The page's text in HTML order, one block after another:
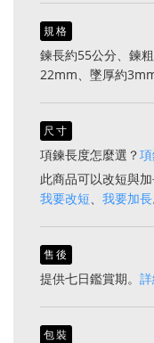
規格
鍊長約55公分、鍊
22mm、墜厚約
尺寸
項鍊長度怎麼選？
此商品可以改短與
我要改短、 我要加長
售後
提供七日鑑賞期。
包裝